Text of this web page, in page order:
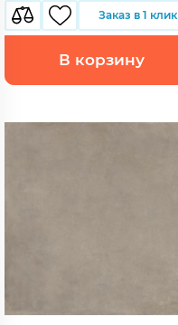
Заказ в 1 клик
В корзину